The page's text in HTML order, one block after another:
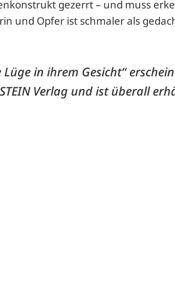
gezerrt – und muss
und Opfer ist schmaler als
Lüge in ihrem Gesicht“
Verlag und ist überall